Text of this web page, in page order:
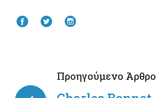
Facebook
Twitter
άρθρωνΠροηγούμενο Άρθρο